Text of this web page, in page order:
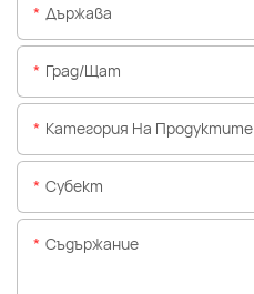
Държава
Град/щат
Категория На Продуктите
Субект
Съдържание